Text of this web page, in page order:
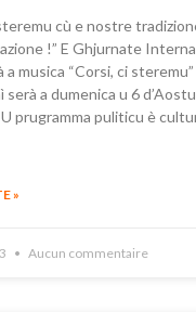
cù e nostre
!” E Ghjurnate
a musica “Corsi, ci
serà a dumenica u 6
prugramma puliticu è
»
Aucun commentaire